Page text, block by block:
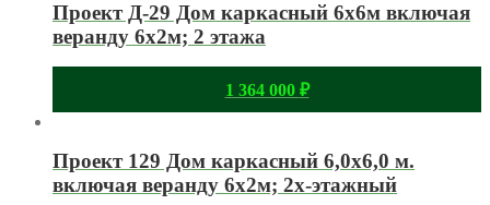
Проект Д-29 Дом каркасный 6х6м включая
веранду 6х2м; 2 этажа
1 364 000 ₽
Проект 129 Дом каркасный 6,0х6,0 м.
включая веранду 6х2м; 2х-этажный